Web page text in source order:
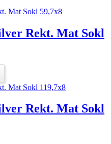
Rekt. Mat Sokl
Rekt. Mat Sokl